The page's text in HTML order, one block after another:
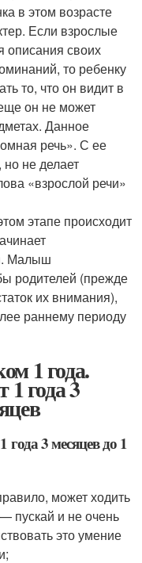
в этом возрасте
Если взрослые
описания своих
то ребенку
то, что он видит в
он не может
Данное
речь». С ее
не делает
«взрослой речи»
этапе происходит
Малыш
родителей (прежде
их внимания),
раннему периоду
1 года.
года 3
3 месяцев до 1
может ходить
пускай и не очень
это умение